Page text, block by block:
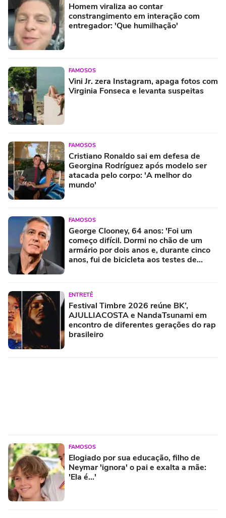
Homem viraliza ao contar
constrangimento em interação com
entregador: 'Que humilhação'
FAMOSOS
Vini Jr. zera Instagram, apaga fotos com
Virginia Fonseca e levanta suspeitas
FAMOSOS
Cristiano Ronaldo sai em defesa de
Georgina Rodríguez após modelo ser
atacada pelo corpo: 'A melhor do
mundo'
FAMOSOS
George Clooney, 64 anos: 'Foi um
começo difícil. Dormi no chão de um
armário por dois anos e, durante cinco
anos, fui de bicicleta aos testes de
ENTRETÊ
Festival Timbre 2026 reúne BK’,
AJULLIACOSTA e NandaTsunami em
encontro de diferentes gerações do rap
brasileiro
FAMOSOS
Elogiado por sua educação, filho de
Neymar 'ignora' o pai e exalta a mãe:
'Ela é...'